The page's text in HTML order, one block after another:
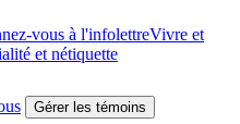
vous à l'infolettreVivre et
et nétiquette
Gérer les témoins